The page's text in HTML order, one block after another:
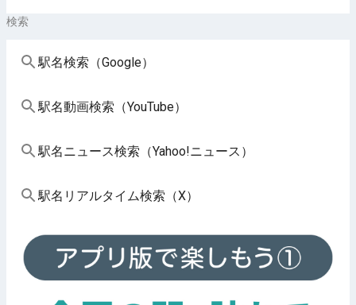
検索
駅名検索（Google）
駅名動画検索（YouTube）
駅名ニュース検索（Yahoo!ニュース）
駅名リアルタイム検索（X）